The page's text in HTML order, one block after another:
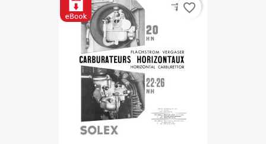
favorite_border